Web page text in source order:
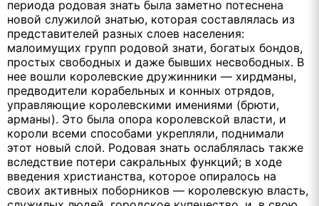
периода родовая знать была заметно потеснена
новой служилой знатью, которая составлялась из
представителей разных слоев населения:
малоимущих групп родовой знати, богатых бондов,
простых свободных и даже бывших несвободных. В
нее вошли королевские дружинники — хирдманы,
предводители корабельных и конных отрядов,
управляющие королевскими имениями (брюти,
арманы). Это была опора королевской власти, и
короли всеми способами укрепляли, поднимали
этот новый слой. Родовая знать ослаблялась также
вследствие потери сакральных функций; в ходе
введения христианства, которое опиралось на
своих активных поборников — королевскую власть,